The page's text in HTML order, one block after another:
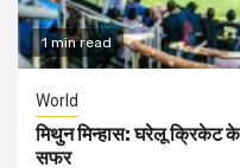
1 min read
World
मिथुन मिन्हास: घरेलू क्रिकेट
सफर